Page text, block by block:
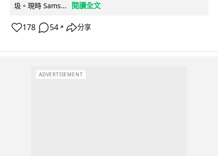
圾。現時 Sams...
閱讀全文
178 54 ↗ 分享
ADVERTISEMENT